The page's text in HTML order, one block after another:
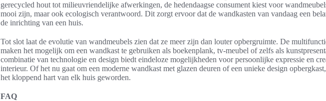
gerecycled hout tot milieuvriendelijke afwerkingen, de hedendaagse consument kiest voor
mooi zijn, maar ook ecologisch verantwoord. Dit zorgt ervoor dat de wandkasten van vandaag een
de inrichting van een huis.
Tot slot laat de evolutie van wandmeubels zien dat ze meer zijn dan louter opbergruimte. De
maken het mogelijk om een wandkast te gebruiken als boekenplank, tv-meubel of zelfs als
combinatie van technologie en design biedt eindeloze mogelijkheden voor persoonlijke expressie en
interieur. Of het nu gaat om een moderne wandkast met glazen deuren of een unieke design
het kloppend hart van elk huis geworden.
FAQ